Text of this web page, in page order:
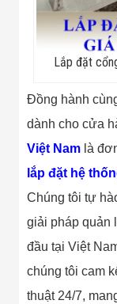
Lắp đặt
Đồng hành
dành cho cửa
Việt Nam là
lắp đặt hệ
Chúng tôi tự
giải pháp quản
đầu tại Việt
chúng tôi cam
thuật 24/7,